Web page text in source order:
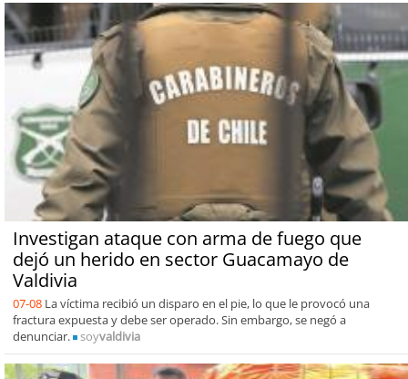
Investigan ataque con arma de fuego que
dejó un herido en sector Guacamayo de
Valdivia
07-08 La víctima recibió un disparo en el pie, lo que le provocó una
fractura expuesta y debe ser operado. Sin embargo, se negó a
denunciar.
soyvaldivia